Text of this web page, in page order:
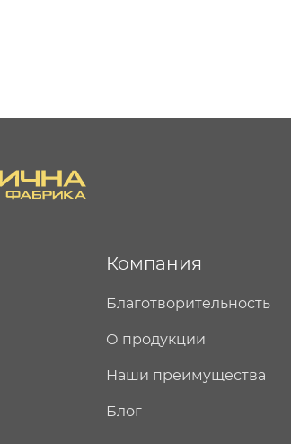
Компания
Благотворительность
О продукции
Наши преимущества
Блог